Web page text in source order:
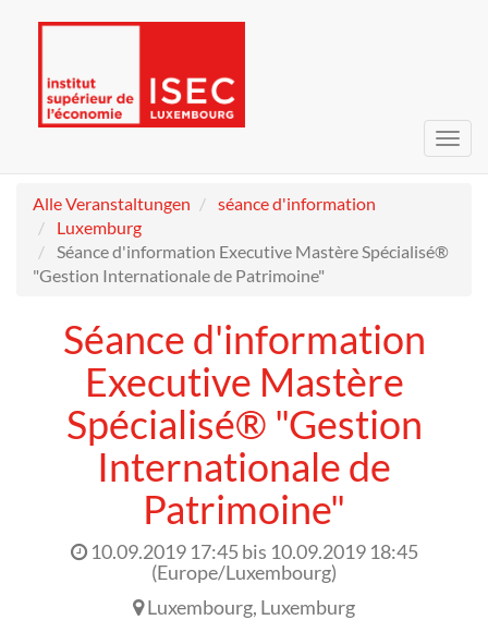
Alle Veranstaltungen
séance d'information
Luxemburg
Séance d'information Executive Mastère Spécialisé®
"Gestion Internationale de Patrimoine"
Séance d'information
Executive Mastère
Spécialisé® "Gestion
Internationale de
Patrimoine"
10.09.2019 17:45bis 10.09.2019 18:45
(Europe/Luxembourg)
Luxembourg, Luxemburg